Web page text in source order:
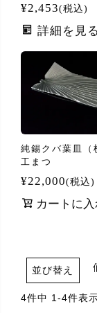
¥2,453 税込
詳細を見る
純錫クバ葉皿
工まつ
¥22,000 税込
カートに入
並び替え
4件中 1 -4件表